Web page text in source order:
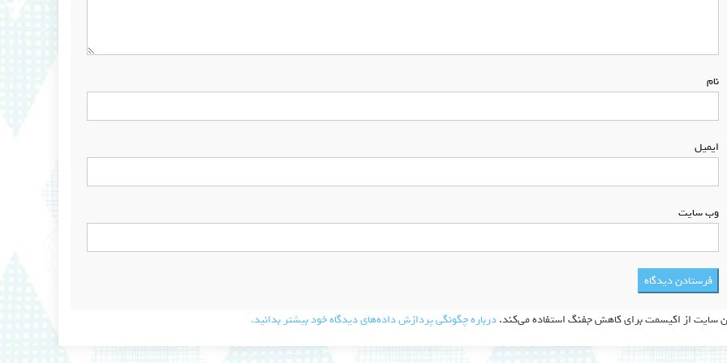
نام
ایمیل
وب‌ سایت
سایت از اکیسمت برای کاهش جفنگ استفاده می‌کند.درباره چگونگی پردازش داده‌های دیدگاه خود بیشتر بدانید.